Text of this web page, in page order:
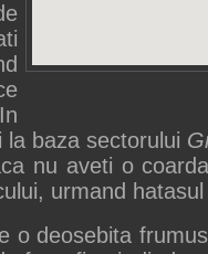
baza sectorului
nu aveti o
urmand
o deosebita